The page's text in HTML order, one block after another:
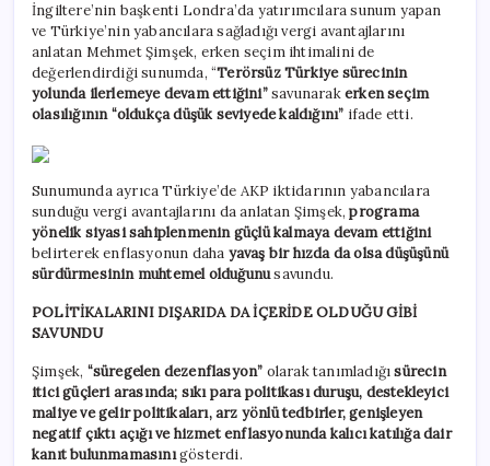
İngiltere’nin başkenti Londra’da yatırımcılara sunum yapan
ve Türkiye’nin yabancılara sağladığı vergi avantajlarını
anlatan Mehmet Şimşek, erken seçim ihtimalini de
değerlendirdiği sunumda, “Terörsüz Türkiye sürecinin
yolunda ilerlemeye devam ettiğini”savunarakerken seçim
olasılığının “oldukça düşük seviyede kaldığını” ifade etti.
Sunumunda ayrıca Türkiye’de AKP iktidarının yabancılara
sunduğu vergi avantajlarını da anlatan Şimşek,programa
yönelik siyasi sahiplenmenin güçlü kalmaya devam ettiğini
belirterek enflasyonun daha yavaş bir hızda da olsa düşüşünü
sürdürmesinin muhtemel olduğunusavundu.
POLİTİKALARINI DIŞARIDA DA İÇERİDE OLDUĞU GİBİ
SAVUNDU
Şimşek, “süregelen dezenflasyon” olarak tanımladığısürecin
itici güçleri arasında; sıkı para politikası duruşu, destekleyici
maliye ve gelir politikaları, arz yönlü tedbirler, genişleyen
negatif çıktı açığı ve hizmet enflasyonunda kalıcı katılığa dair
kanıt bulunmamasınıgösterdi.